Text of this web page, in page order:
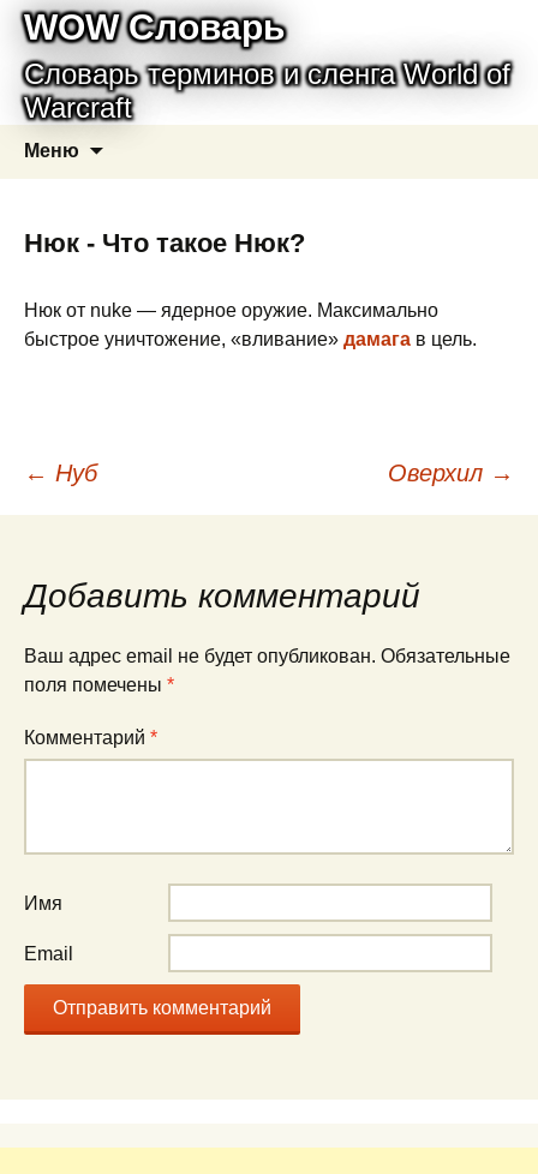
WOW Словарь
Словарь терминов и сленга World of
Warcraft
Меню
Нюк - Что такое Нюк?
Нюк от nuke — ядерное оружие. Максимально
быстрое уничтожение, «вливание» дамага в цель.
Навигация
записям
← Нуб Оверхил →
Добавить комментарий
Ваш адрес email не будет опубликован. Обязательные
поля помечены *
Комментарий *
Имя
Email